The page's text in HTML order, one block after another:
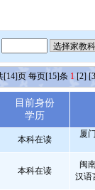
[14]页 每页[15]条 1 [2]
目前身份
学历
本科在读
厦
本科在读
闽
汉语